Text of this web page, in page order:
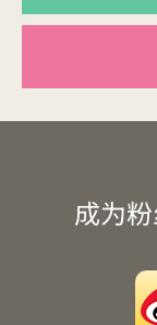
成为